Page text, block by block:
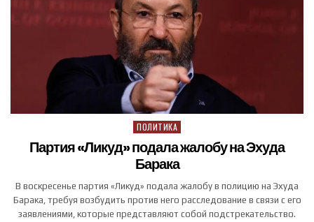
Posted in
ПОЛИТИКА
Партия «Ликуд» подала жалобу на Эхуда
Барака
В воскресенье партия «Ликуд» подала жалобу в полицию на Эхуда
Барака, требуя возбудить против него расследование в связи с его
заявлениями, которые представляют собой подстрекательство.